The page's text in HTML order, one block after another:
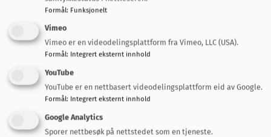
Søknadsskjema:
Søknadsplikt for hogst av kantsoner langs
vassdrag - Statsforvalteren i Trøndelag
Dokumenter
Brosjyre Robuste skoger
Formål: Funksjonelt
Vimeo
Vimeo er en videodelingsplattform fra Vimeo, LLC (USA).
Formål: Integrert eksternt innhold
YouTube
YouTube er en nettbasert videodelingsplattform eid av Google.
Formål: Integrert eksternt innhold
Google Analytics
Sporer nettbesøk på nettstedet som en tjeneste.